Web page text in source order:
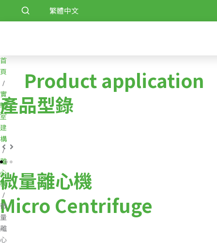
內
容
繁體中文
首
頁
/
實
驗
室
建
構
/
離
心
機
/
微
量
離
心
Product application
產品型錄
微量離心機
Micro Centrifuge